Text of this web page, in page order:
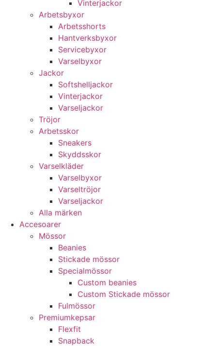
Vinterjackor
Arbetsbyxor
Arbetsshorts
Hantverksbyxor
Servicebyxor
Varselbyxor
Jackor
Softshelljackor
Vinterjackor
Varseljackor
Tröjor
Arbetsskor
Sneakers
Skyddsskor
Varselkläder
Varselbyxor
Varseltröjor
Varseljackor
Alla märken
Accesoarer
Mössor
Beanies
Stickade mössor
Specialmössor
Custom beanies
Custom Stickade mössor
Fulmössor
Premiumkepsar
Flexfit
Snapback